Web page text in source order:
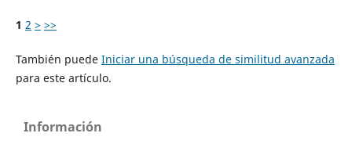
1 2 > >>
También puede Iniciar una búsqueda de similitud avanzada
para este artículo.
Información